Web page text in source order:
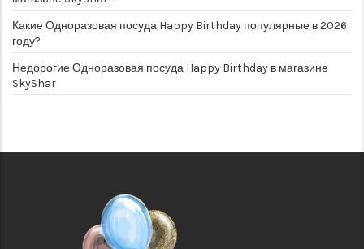
Какие Одноразовая посуда Happy Birthday популярные в 2026
году?
Недорогие Одноразовая посуда Happy Birthday в магазине
SkyShar